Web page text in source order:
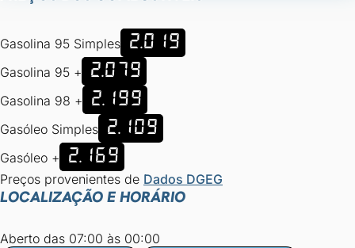
Gasolina 95 Simples 2.019
Gasolina 95 + 2.079
Gasolina 98 + 2.199
Gasóleo Simples 2.109
Gasóleo + 2.169
Preços provenientes de Dados DGEG
LOCALIZAÇÃO E HORÁRIO
Aberto das 07:00 às 00:00